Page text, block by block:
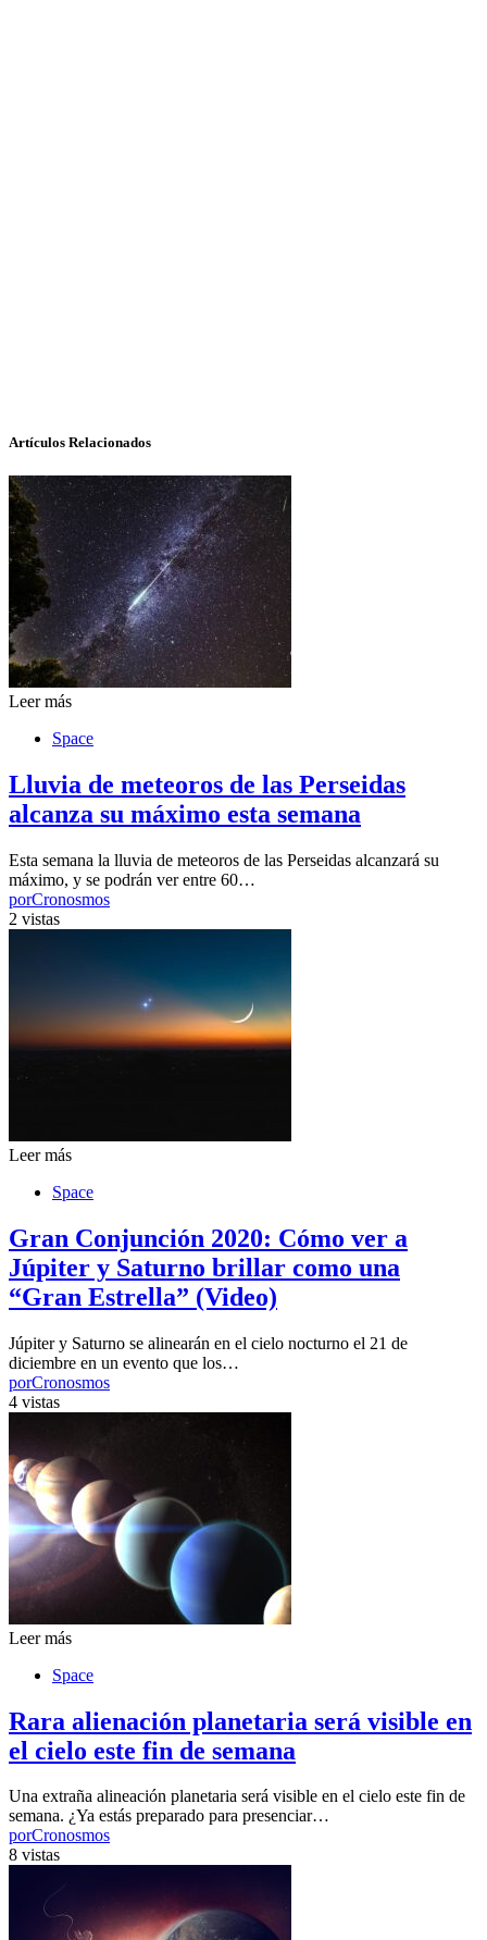
Artículos Relacionados
Leer más
Space
Lluvia de meteoros de las Perseidas
alcanza su máximo esta semana
Esta semana la lluvia de meteoros de las Perseidas alcanzará su
máximo, y se podrán ver entre 60…
porCronosmos
2 vistas
Leer más
Space
Gran Conjunción 2020: Cómo ver a
Júpiter y Saturno brillar como una
“Gran Estrella” (Video)
Júpiter y Saturno se alinearán en el cielo nocturno el 21 de
diciembre en un evento que los…
porCronosmos
4 vistas
Leer más
Space
Rara alienación planetaria será visible en
el cielo este fin de semana
Una extraña alineación planetaria será visible en el cielo este fin de
semana. ¿Ya estás preparado para presenciar…
porCronosmos
8 vistas